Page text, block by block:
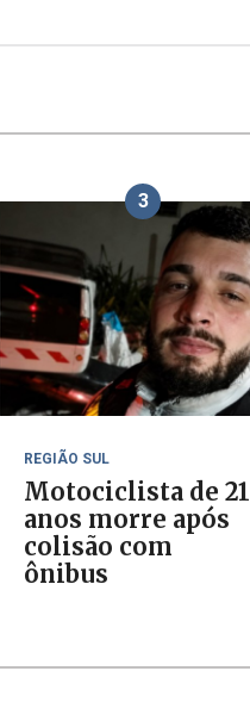
3
REGIÃO SUL
Motociclista de 21
anos morre após
colisão com
ônibus